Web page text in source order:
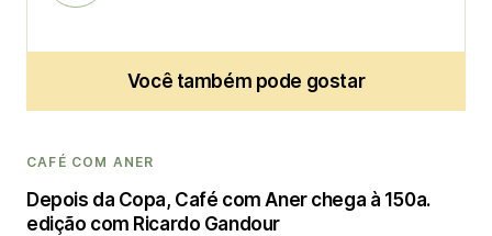
Você também pode gostar
CAFÉ COM ANER
Depois da Copa, Café com Aner chega à 150a.
edição com Ricardo Gandour